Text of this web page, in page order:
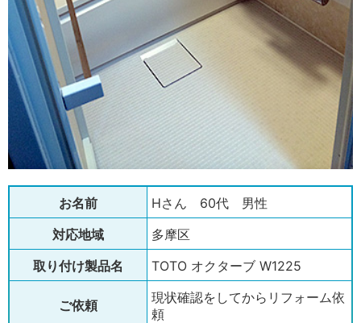
お名前
Hさん 60代 男性
対応地域
多摩区
取り付け製品名
TOTO オクターブ W1225
ご依頼
現状確認をしてからリフォーム依
頼